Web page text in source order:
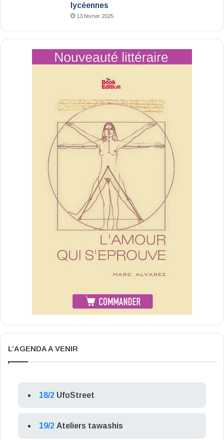
lycéennes
13 février 2025
L’AGENDA A VENIR
18/2 UfoStreet
19/2 Ateliers tawashis